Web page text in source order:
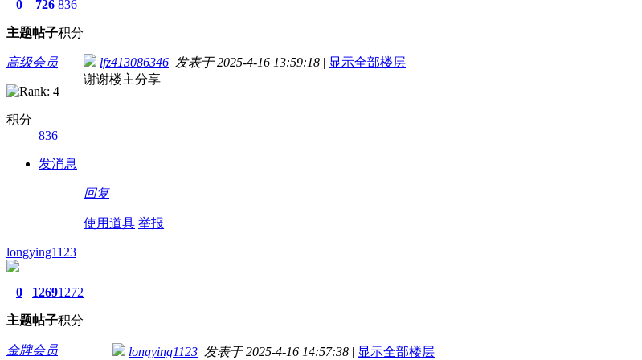
0
主题
726
帖子
836
积分
高级会员
积分
836
发消息
lfz413086346 发表于 2025-4-16 13:59:18 | 显示全部楼层
谢谢楼主分享
回复
使用道具 举报
longying1123
0
主题
1269
帖子
1272
积分
金牌会员 longying1123 发表于 2025-4-16 14:57:38 | 显示全部楼层